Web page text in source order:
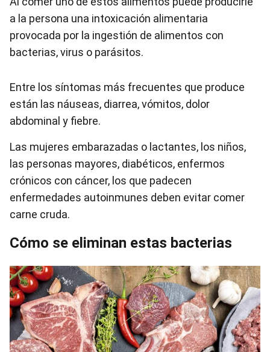
a la persona una intoxicación alimentaria
provocada por la ingestión de alimentos con
bacterias, virus o parásitos.
Entre los síntomas más frecuentes que produce
están las náuseas, diarrea, vómitos, dolor
abdominal y fiebre.
Las mujeres embarazadas o lactantes, los niños,
las personas mayores, diabéticos, enfermos
crónicos con cáncer, los que padecen
enfermedades autoinmunes deben evitar comer
carne cruda.
Cómo se eliminan estas bacterias